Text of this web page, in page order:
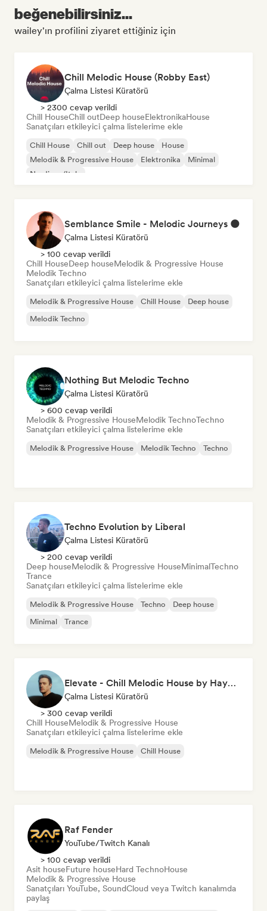
beğenebilirsiniz...
wailey'ın profilini ziyaret ettiğiniz için
Chill Melodic House (Robby East)
Çalma Listesi Küratörü
> 2300 cevap verildi
Chill HouseChill outDeep houseElektronikaHouse
Sanatçıları etkileyici çalma listelerime ekle
Chill House Chill out Deep house
House
Melodik & Progressive House
Elektronika
Minimal
Nu-disco/Italo
Semblance Smile - Melodic Journeys 🌑
Çalma Listesi Küratörü
> 100 cevap verildi
Chill HouseDeep houseMelodik & Progressive House
Melodik Techno
Sanatçıları etkileyici çalma listelerime ekle
Melodik & Progressive House Chill House
Deep house
Melodik Techno
Nothing But Melodic Techno
Çalma Listesi Küratörü
> 600 cevap verildi
Melodik & Progressive HouseMelodik TechnoTechno
Sanatçıları etkileyici çalma listelerime ekle
Melodik & Progressive House Melodik Techno Techno
Techno Evolution by Liberal
Çalma Listesi Küratörü
> 200 cevap verildi
Deep houseMelodik & Progressive HouseMinimalTechno
Trance
Sanatçıları etkileyici çalma listelerime ekle
Melodik & Progressive House Techno
Deep house
Minimal
Trance
Elevate - Chill Melodic House by Hayyoo
Çalma Listesi Küratörü
> 300 cevap verildi
Chill HouseMelodik & Progressive House
Sanatçıları etkileyici çalma listelerime ekle
Melodik & Progressive House Chill House
Raf Fender
YouTube/Twitch Kanalı
> 100 cevap verildi
Asit houseFuture houseHard TechnoHouse
Melodik & Progressive House
Sanatçıları YouTube, SoundCloud veya Twitch kanalımda
paylaş